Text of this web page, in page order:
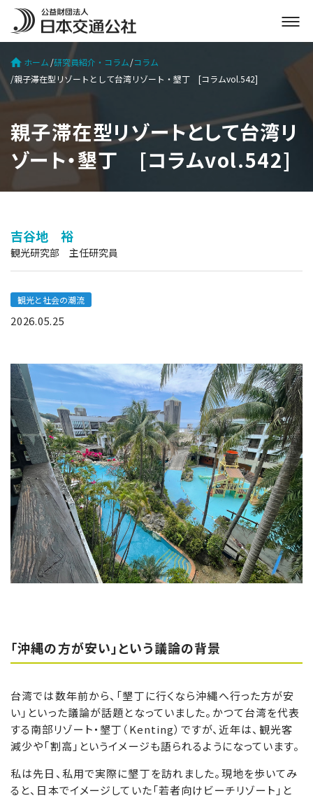
メ
ニ
開
く
ホーム 研究員紹介・コラム コラム
親子滞在型リゾートとして台湾リゾート・墾丁 [コラムvol.542]
親子滞在型リゾートとして台湾リ
ゾート・墾丁 [コラムvol.542]
吉谷地 裕
観光研究部 主任研究員
観光と社会の潮流
2026.05.25
「沖縄の方が安い」という議論の背景
台湾では数年前から、「墾丁に行くなら沖縄へ行った方が安
い」といった議論が話題となっていました。かつて台湾を代表
する南部リゾート・墾丁（Kenting）ですが、近年は、観光客
減少や「割高」というイメージも語られるようになっています。
私は先日、私用で実際に墾丁を訪れました。現地を歩いてみ
ると、日本でイメージしていた「若者向けビーチリゾート」と